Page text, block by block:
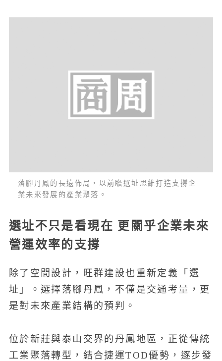
落腳丹鳳的長遠佈局，以前瞻選址思維打造支撐企
業未來發展的產業聚落。
選址不只是看現在 更關乎企業未來
營運效率的支撐
除了空間設計，旺群建設也重新定義「選
址」。選擇落腳丹鳳，不僅是交通考量，更
是對未來產業結構的預判。
位於新莊與泰山交界的丹鳳地區，正從傳統
工業聚落轉型，結合捷運TOD優勢，逐步發